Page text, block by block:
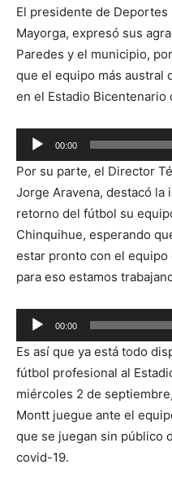
El presidente de
Mayorga, expresó sus
Paredes y el municipio,
que el equipo más austral
en el Estadio Bicentenario
Reproductor
de
audio
00:00
Por su parte, el Director
Jorge Aravena, destacó la
retorno del fútbol su
Chinquihue, esperando
estar pronto con el
para eso estamos
Reproductor
de
audio
00:00
Es así que ya está todo
fútbol profesional al
miércoles 2 de
Montt juegue ante el
que se juegan sin público
covid-19.